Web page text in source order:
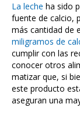
La leche ha sido
fuente de calcio,
más cantidad de
miligramos de
cumplir con las
conocer otros
matizar que, si
este producto
aseguran una